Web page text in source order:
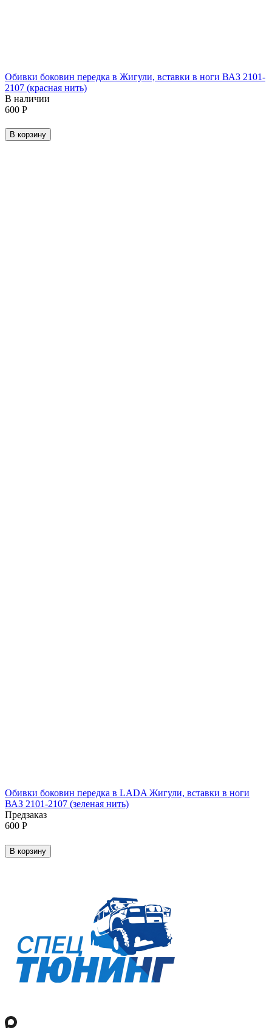
Обивки боковин передка в Жигули, вставки в ноги ВАЗ 2101-
2107 (красная нить)
В наличии
‍600‍ Р
В корзину
Обивки боковин передка в LADA Жигули, вставки в ноги
ВАЗ 2101-2107 (зеленая нить)
Предзаказ
‍600‍ Р
В корзину